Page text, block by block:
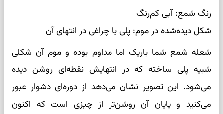
رنگ شمع: آبی کم‌رنگ
شکل دیده‌شده در موم: پلی با چراغی در انتهای آن
شعله شمع شما باریک اما مداوم بوده و موم آن شکلی
شبیه پلی ساخته که در انتهایش نقطه‌ای روشن دیده
می‌شود. این تصویر نشان می‌دهد از دوره‌ای دشوار عبور
می‌کنید و پایان آن روشن‌تر از چیزی است که اکنون